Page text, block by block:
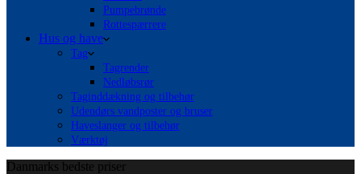
Pumpebrønde
Rottespærrere
Hus og have
Tag
Tagrender
Nedløbsrør
Taginddækning og tilbehør
Udendørs vandposter og bruser
Haveslanger og tilbehør
Værktøj
Danmarks bedste priser